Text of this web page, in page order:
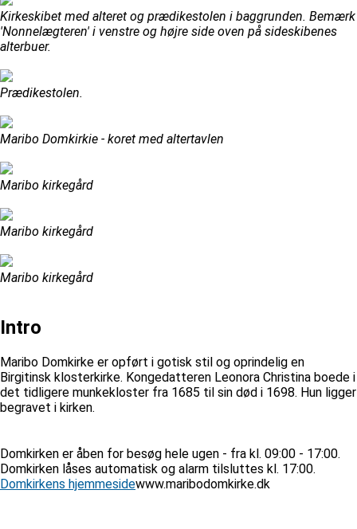
Kirkeskibet med alteret og prædikestolen i baggrunden. Bemærk
'Nonnelægteren' i venstre og højre side oven på sideskibenes
alterbuer.
Prædikestolen.
Maribo Domkirkie - koret med altertavlen
Maribo kirkegård
Maribo kirkegård
Maribo kirkegård
Intro
Maribo Domkirke er opført i gotisk stil og oprindelig en
Birgitinsk klosterkirke. Kongedatteren Leonora Christina boede i
det tidligere munkekloster fra 1685 til sin død i 1698. Hun ligger
begravet i kirken.
Domkirken er åben for besøg hele ugen - fra kl. 09:00 - 17:00.
Domkirken låses automatisk og alarm tilsluttes kl. 17:00.
Domkirkens hjemmesidewww.maribodomkirke.dk